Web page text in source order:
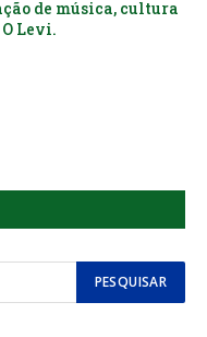
de música, cultura
Levi.